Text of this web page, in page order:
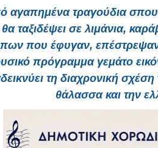
αγαπημένα τραγούδια
ταξιδέψει σε λιμάνια,
που έφυγαν,
πρόγραμμα γεμάτο
τη διαχρονική
θάλασσα και την